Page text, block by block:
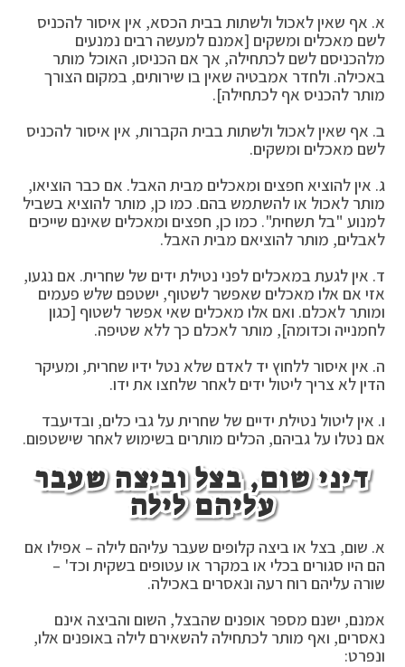
א. אף שאין לאכול ולשתות בבית הכסא, אין איסור להכניס
לשם מאכלים ומשקים [אמנם למעשה רבים נמנעים
מלהכניסם לשם לכתחילה, אך אם הכניסו, האוכל מותר
באכילה. ולחדר אמבטיה שאין בו שירותים, במקום הצורך
מותר להכניס אף לכתחילה].
ב. אף שאין לאכול ולשתות בבית הקברות, אין איסור להכניס
לשם מאכלים ומשקים.
ג. אין להוציא חפצים ומאכלים מבית האבל. אם כבר הוציאו,
מותר לאכול או להשתמש בהם. כמו כן, מותר להוציא בשביל
למנוע "בל תשחית". כמו כן, חפצים ומאכלים שאינם שייכים
לאבלים, מותר להוציאם מבית האבל.
ד. אין לגעת במאכלים לפני נטילת ידים של שחרית. אם נגעו,
אזי אם אלו מאכלים שאפשר לשטוף, ישטפם שלש פעמים
ומותר לאכלם. ואם אלו מאכלים שאי אפשר לשטוף [כגון
לחמנייה וכדומה], מותר לאכלם כך ללא שטיפה.
ה. אין איסור ללחוץ יד לאדם שלא נטל ידיו שחרית, ומעיקר
הדין לא צריך ליטול ידים לאחר שלחצו את ידו.
ו. אין ליטול נטילת ידיים של שחרית על גבי כלים, ובדיעבד
אם נטלו על גביהם, הכלים מותרים בשימוש לאחר שישטפום.
דיני שום, בצל וביצה שעבר
עליהם לילה
א. שום, בצל או ביצה קלופים שעבר עליהם לילה – אפילו אם
הם היו סגורים בכלי או במקרר או עטופים בשקית וכד' –
שורה עליהם רוח רעה ונאסרים באכילה.
אמנם, ישנם מספר אופנים שהבצל, השום והביצה אינם
נאסרים, ואף מותר לכתחילה להשאירם לילה באופנים אלו,
ונפרט: